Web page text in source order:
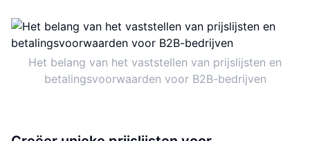
Het belang van het vaststellen van prijslijsten en
betalingsvoorwaarden voor B2B-bedrijven